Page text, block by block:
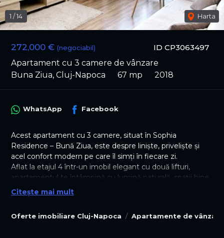
ID CP3063497
272,000 € (negociabil)
Apartament cu 3 camere de vânzare
Buna Ziua, Cluj-Napoca
67 mp 2018
1 /14 Harta
Oferte imobiliare Cluj-Napoca Apartamente de
WhatsApp Facebook
Acest apartament cu 3 camere, situat în Sophia
Residence – Bună Ziua, este despre liniște, priveliște și
acel confort modern pe care îl simți în fiecare zi.
Aflat la etajul 4 într-un imobil elegant cu două lifturi,
apartamentul te întâmpină cu lumină naturală, spații bine
proporționate și o atmosferă calmă, departe de agitația
orașului.
generoasă de 26 mp, locuința îți oferă un spațiu exterior
Citește mai mult